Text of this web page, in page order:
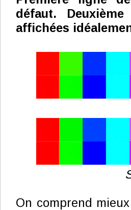
défaut.
affichées
On comprend